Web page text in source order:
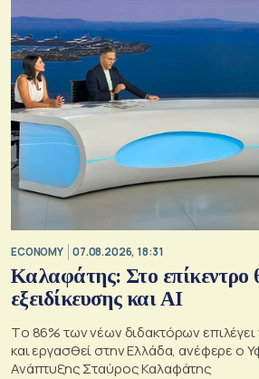
ECONOMY 07.08.2026, 18:31
Καλαφάτης: Στο επίκεντρο
εξειδίκευσης και AI
Tο 86% των νέων διδακτόρων επιλέγει
και εργασθεί στην Ελλάδα, ανέφερε ο
Ανάπτυξης Σταύρος Καλαφάτης